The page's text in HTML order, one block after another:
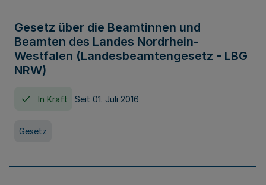
Gesetz über die Beamtinnen und
Beamten des Landes Nordrhein-
Westfalen (Landesbeamtengesetz - LBG
NRW)
In Kraft Seit 01. Juli 2016
Gesetz